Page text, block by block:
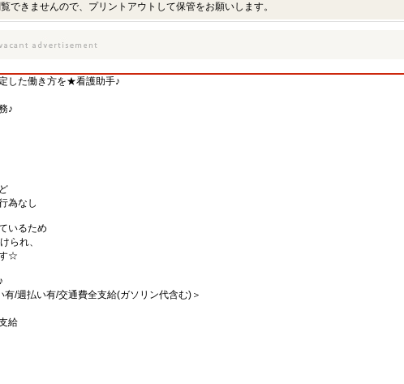
できませんので、プリントアウトして保管をお願いします。
した働き方を★看護助手♪
♪
為なし
いるため
られ、
☆
/週払い有/交通費全支給(ガソリン代含む)＞
給